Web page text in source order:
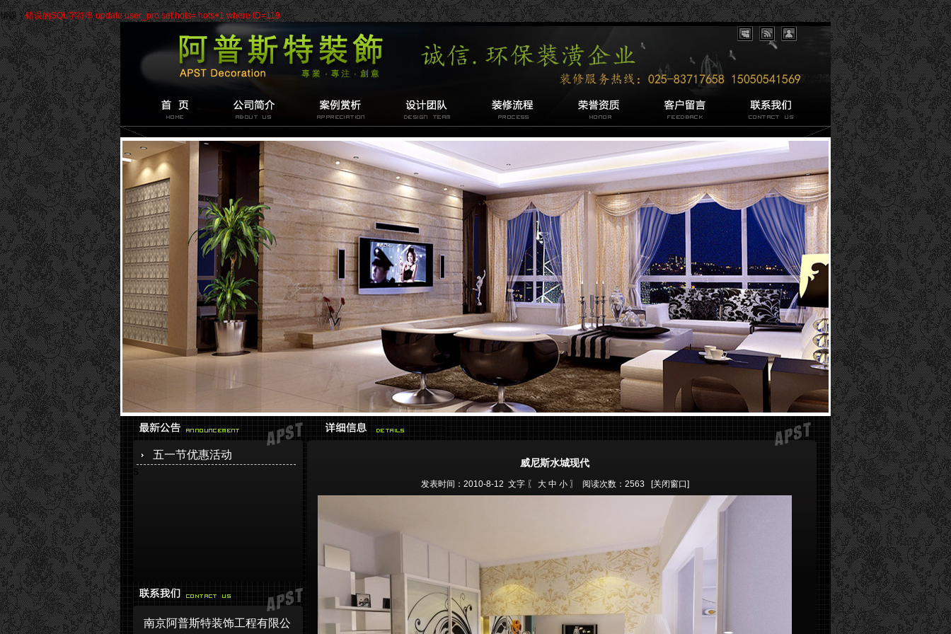
错误：错误的SQL字符串 update user_pro set hots= hots+1 where ID=119
五一节优惠活动
南京阿普斯特装饰工程有限公
威尼斯水城现代
发表时间：2010-8-12 文字 〖 大 中 小〗 阅读次数：2563 [关闭窗口]